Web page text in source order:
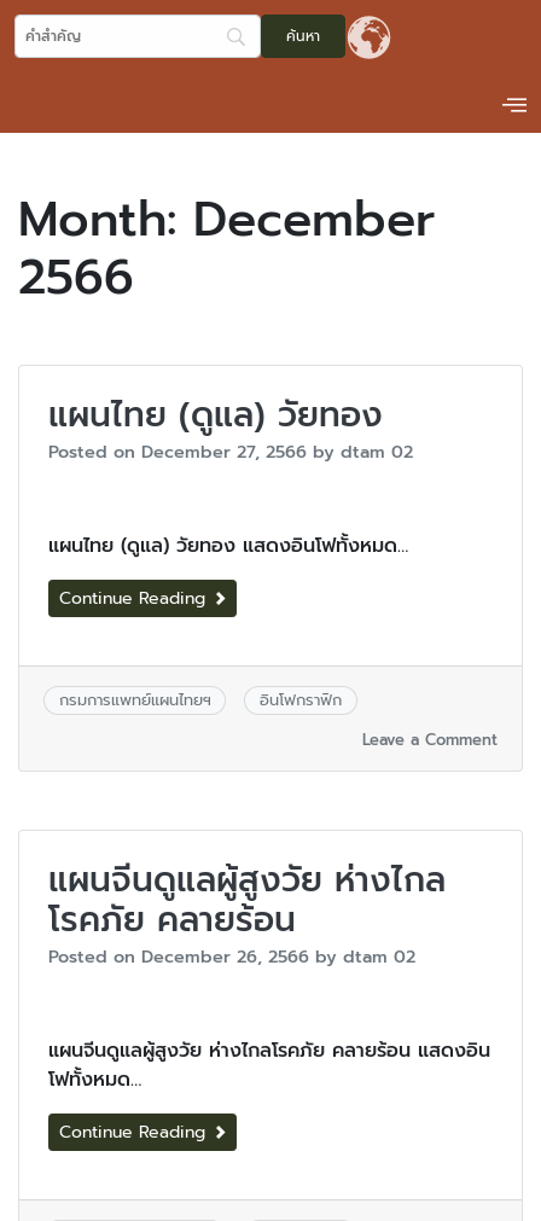
Month: December
2566
แผนไทย (ดูแล) วัยทอง
Posted on December 27, 2566 by dtam 02
แผนไทย (ดูแล) วัยทอง แสดงอินโฟทั้งหมด…
Continue Reading
กรมการแพทย์แผนไทยฯ
อินโฟกราฟิก
Leave a Comment
แผนจีนดูแลผู้สูงวัย ห่างไกล
โรคภัย คลายร้อน
Posted on December 26, 2566 by dtam 02
แผนจีนดูแลผู้สูงวัย ห่างไกลโรคภัย คลายร้อน แสดงอิน
โฟทั้งหมด…
Continue Reading